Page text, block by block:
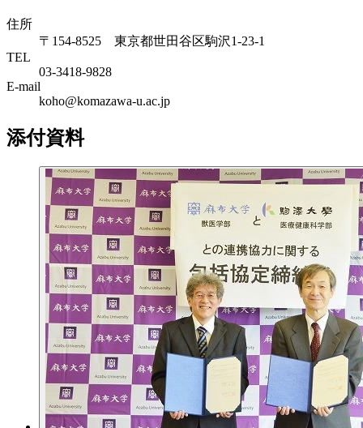
住所
〒154-8525 東京都世田谷区駒沢1-23-1
TEL
03-3418-9828
E-mail
koho@komazawa-u.ac.jp
添付資料